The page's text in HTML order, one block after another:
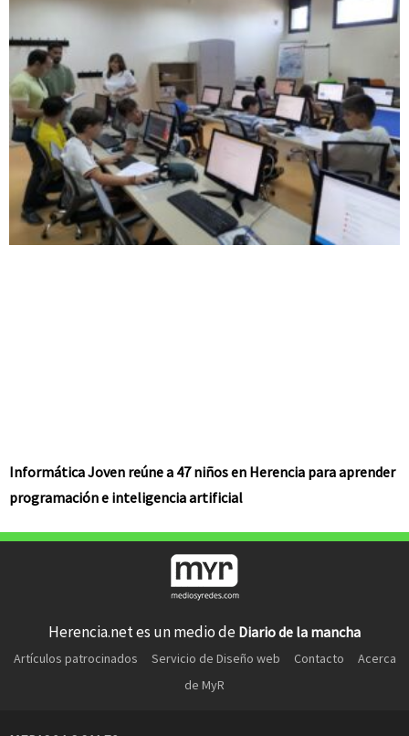
Informática Joven reúne a 47 niños en Herencia para aprender
programación e inteligencia artificial
Herencia.net es un medio de Diario de la mancha
Artículos patrocinados Servicio de Diseño web Contacto
Acerca
de MyR